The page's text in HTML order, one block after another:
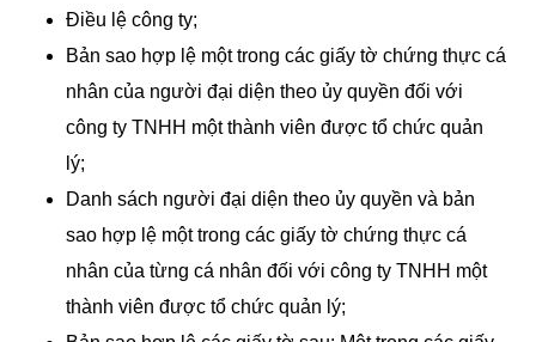
Điều lệ công ty;
Bản sao hợp lệ một trong các giấy tờ chứng thực cá
nhân của người đại diện theo ủy quyền đối với
công ty TNHH một thành viên được tổ chức quản
lý;
Danh sách người đại diện theo ủy quyền và bản
sao hợp lệ một trong các giấy tờ chứng thực cá
nhân của từng cá nhân đối với công ty TNHH một
thành viên được tổ chức quản lý;